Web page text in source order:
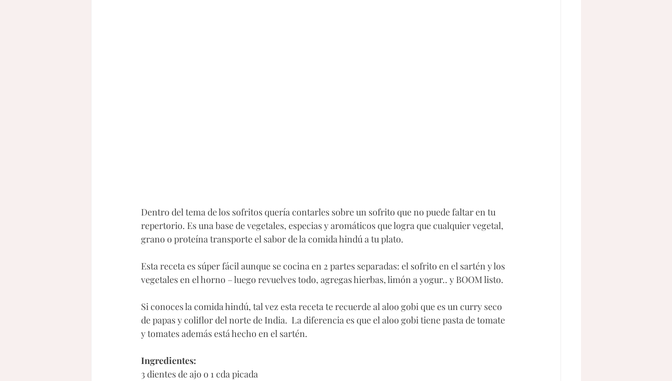
Dentro del tema de los sofritos quería contarles sobre un sofrito que no puede faltar en tu
repertorio. Es una base de vegetales, especias y aromáticos que logra que cualquier vegetal,
grano o proteína transporte el sabor de la comida hindú a tu plato.
Esta receta es súper fácil aunque se cocina en 2 partes separadas: el sofrito en el sartén y los
vegetales en el horno – luego revuelves todo, agregas hierbas, limón a yogur.. y BOOM listo.
Si conoces la comida hindú, tal vez esta receta te recuerde al aloo gobi que es un curry seco
de papas y coliflor del norte de India.  La diferencia es que el aloo gobi tiene pasta de tomate
y tomates además está hecho en el sartén.
Ingredientes:
3 dientes de ajo o 1 cda picada